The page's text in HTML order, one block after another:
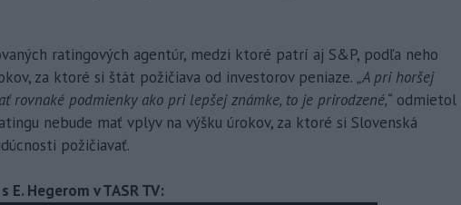
ratingových agentúr, medzi ktoré patrí aj S&P, podľa neho
za ktoré si štát požičiava od investorov peniaze. „A pri horšej
rovnaké podmienky ako pri lepšej známke, to je prirodzené,“ odmietol
nebude mať vplyv na výšku úrokov, za ktoré si Slovenská
požičiavať.
Hegerom v TASR TV: